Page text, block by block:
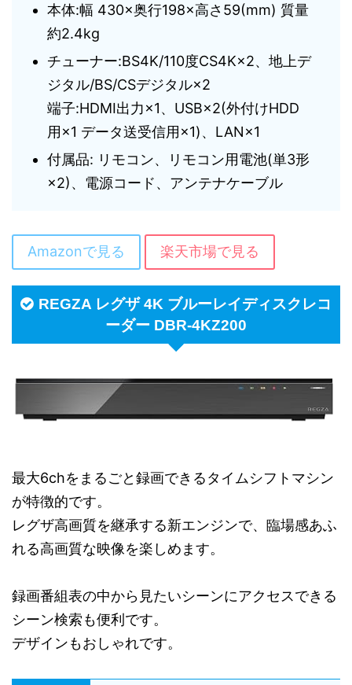
本体:幅 430×奥行198×高さ59(mm) 質量
約2.4kg
チューナー:BS4K/110度CS4K×2、地上デ
ジタル/BS/CSデジタル×2
端子:HDMI出力×1、USB×2(外付けHDD
用×1 データ送受信用×1)、LAN×1
付属品: リモコン、リモコン用電池(単3形
×2)、電源コード、アンテナケーブル
Amazonで見る 楽天市場で見る
REGZA レグザ 4K ブルーレイディスクレコ
ーダー DBR-4KZ200
最大6chをまるごと録画できるタイムシフトマシン
が特徴的です。
レグザ高画質を継承する新エンジンで、臨場感あふ
れる高画質な映像を楽しめます。
録画番組表の中から見たいシーンにアクセスできる
シーン検索も便利です。
デザインもおしゃれです。